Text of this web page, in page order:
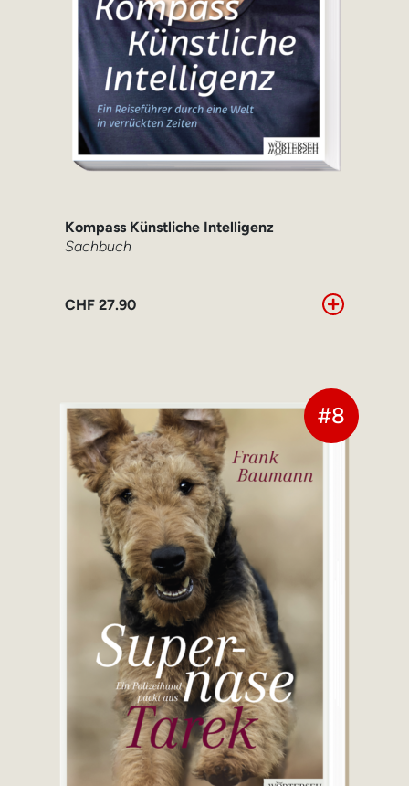
Kompass Künstliche Intelligenz
Sachbuch
CHF27.90
#8